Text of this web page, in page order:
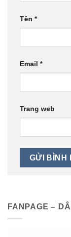
Tên *
Email *
Trang web
FANPAGE –